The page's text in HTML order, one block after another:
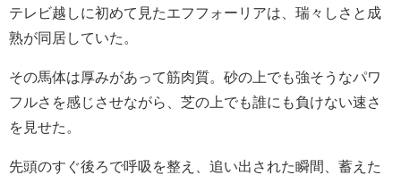
テレビ越しに初めて見たエフフォーリアは、瑞々しさと成
熟が同居していた。
その馬体は厚みがあって筋肉質。砂の上でも強そうなパワ
フルさを感じさせながら、芝の上でも誰にも負けない速さ
を見せた。
先頭のすぐ後ろで呼吸を整え、追い出された瞬間、蓄えた